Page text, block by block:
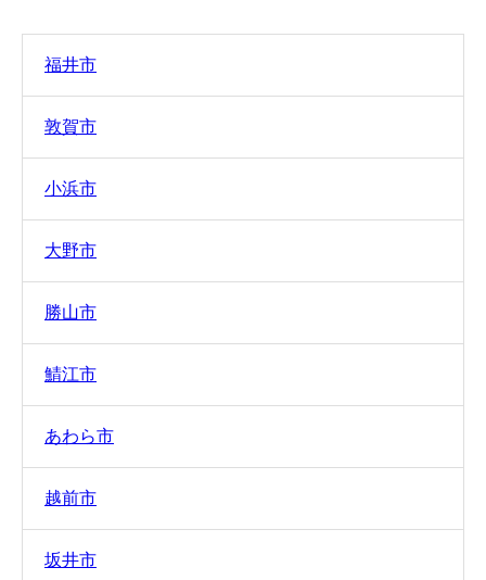
福井市
敦賀市
小浜市
大野市
勝山市
鯖江市
あわら市
越前市
坂井市